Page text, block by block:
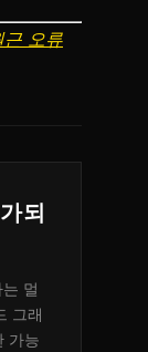
오류
되
멀
그래
가능